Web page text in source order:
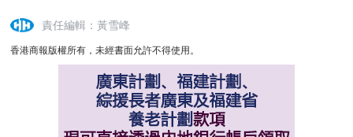
責任編輯：黃雪峰
香港商報版權所有，未經書面允許不得使用。